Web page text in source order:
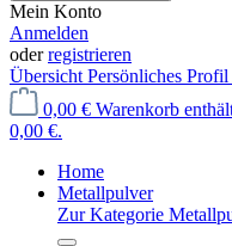
Mein Konto
Anmelden
oderregistrieren
Übersicht Persönliches Profil
0,00 € Warenkorb
0,00 €.
Home
Metallpulver
Zur Kategorie